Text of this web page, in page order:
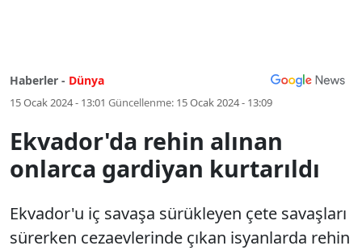
Haberler - Dünya
15 Ocak 2024 - 13:01 Güncellenme: 15 Ocak 2024 - 13:09
Ekvador'da rehin alınan
onlarca gardiyan kurtarıldı
Ekvador'u iç savaşa sürükleyen çete savaşları
sürerken cezaevlerinde çıkan isyanlarda rehin